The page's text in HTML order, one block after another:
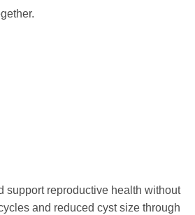
support reproductive health without
and reduced cyst size through